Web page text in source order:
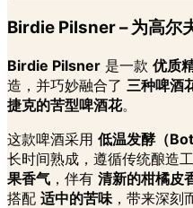
Birdie Pilsner – 为高尔
Birdie Pilsner 是一款 优质
造，并巧妙融合了 三种啤酒
捷克的苦型啤酒花。
这款啤酒采用 低温发酵（
长时间熟成，遵循传统酿造
果香气 ，伴有 清新的柑橘皮
搭配 适中的苦味 ，带来深刻